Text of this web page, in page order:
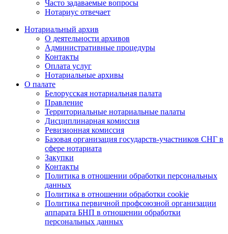
Часто задаваемые вопросы
Нотариус отвечает
Нотариальный архив
О деятельности архивов
Административные процедуры
Контакты
Оплата услуг
Нотариальные архивы
О палате
Белорусская нотариальная палата
Правление
Территориальные нотариальные палаты
Дисциплинарная комиссия
Ревизионная комиссия
Базовая организация государств-участников СНГ в
сфере нотариата
Закупки
Контакты
Политика в отношении обработки персональных
данных
Политика в отношении обработки cookie
Политика первичной профсоюзной организации
аппарата БНП в отношении обработки
персональных данных